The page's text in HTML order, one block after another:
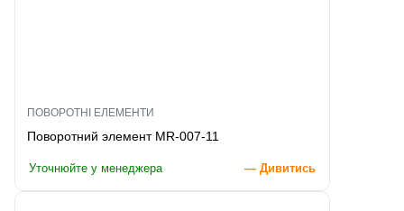
ПОВОРОТНІ ЕЛЕМЕНТИ
Поворотний элемент MR-007-11
Уточнюйте у менеджера — Дивитись